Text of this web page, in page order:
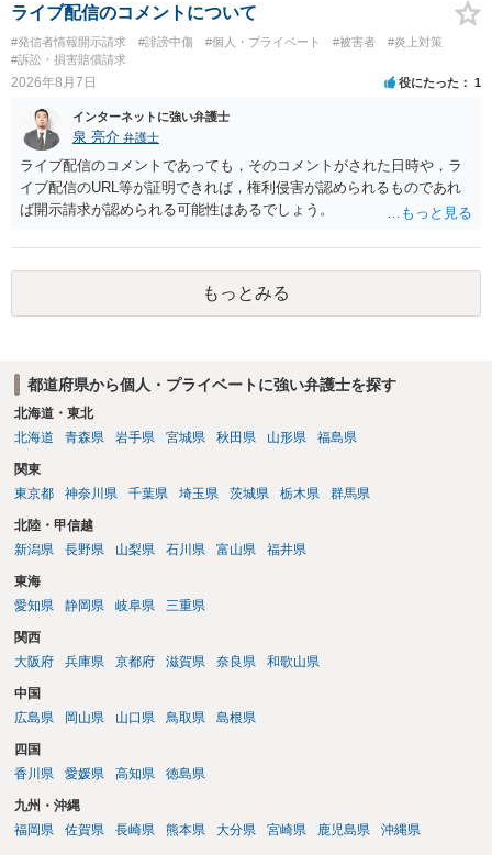
ライブ配信のコメントについて
#発信者情報開示請求 #誹謗中傷 #個人・プライベート #被害者
#炎上対策
#訴訟・損害賠償請求
2026年8月7日 役にたった 1
インターネットに強い弁護士
泉 亮介 弁護士
ライブ配信のコメントであっても，そのコメントがされた日時や，ラ
イブ配信のURL等が証明できれば，権利侵害が認められるものであれ
ば開示請求が認められる可能性はあるでしょう。
もっとみる
都道府県から個人・プライベートに強い弁護士を探す
北海道・東北
北海道
青森県 岩手県 宮城県 秋田県 山形県 福島県
関東
東京都
神奈川県 千葉県 埼玉県 茨城県 栃木県 群馬県
北陸・甲信越
新潟県
長野県 山梨県 石川県 富山県 福井県
東海
愛知県
静岡県 岐阜県 三重県
関西
大阪府
兵庫県 京都府 滋賀県 奈良県 和歌山県
中国
広島県
岡山県 山口県 鳥取県 島根県
四国
香川県
愛媛県 高知県 徳島県
九州・沖縄
福岡県
佐賀県 長崎県 熊本県 大分県 宮崎県 鹿児島県 沖縄県